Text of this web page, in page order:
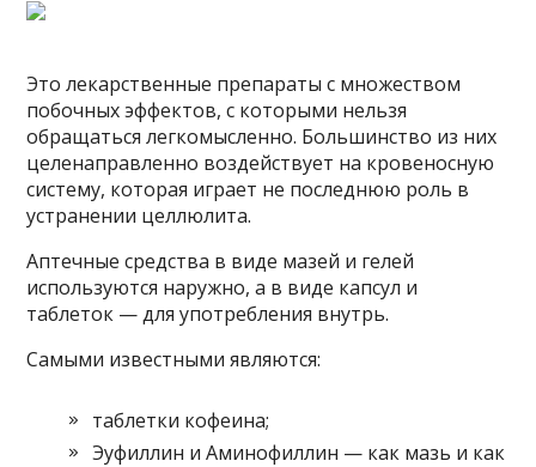
Это лекарственные препараты с множеством
побочных эффектов, с которыми нельзя
обращаться легкомысленно. Большинство из них
целенаправленно воздействует на кровеносную
систему, которая играет не последнюю роль в
устранении целлюлита.
Аптечные средства в виде мазей и гелей
используются наружно, а в виде капсул и
таблеток — для употребления внутрь.
Самыми известными являются:
таблетки кофеина;
Эуфиллин и Аминофиллин — как мазь и как